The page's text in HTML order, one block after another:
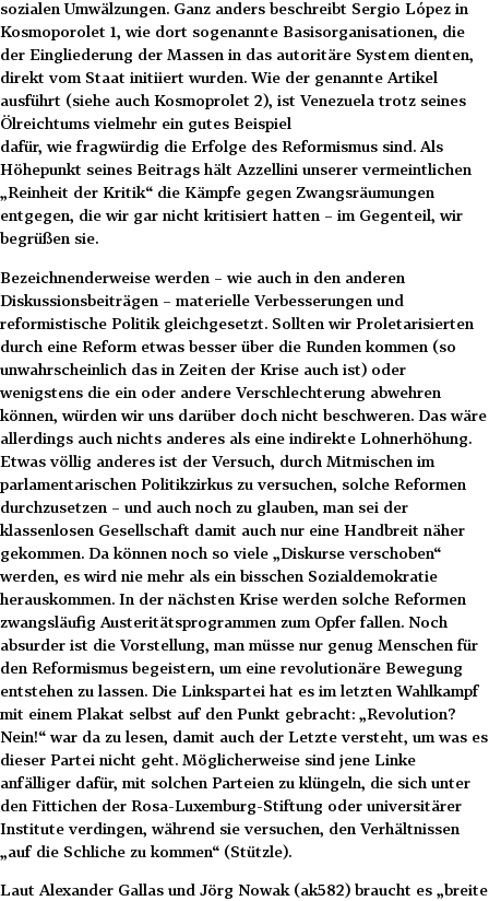
sozialen Umwälzungen. Ganz anders beschreibt Sergio López in
Kosmoporolet 1, wie dort sogenannte Basisorganisationen, die
der Eingliederung der Massen in das autoritäre System dienten,
direkt vom Staat initiiert wurden. Wie der genannte Artikel
ausführt (siehe auch Kosmoprolet 2), ist Venezuela trotz seines
Ölreichtums vielmehr ein gutes Beispiel
dafür, wie fragwürdig die Erfolge des Reformismus sind. Als
Höhepunkt seines Beitrags hält Azzellini unserer vermeintlichen
„Reinheit der Kritik“ die Kämpfe gegen Zwangsräumungen
entgegen, die wir gar nicht kritisiert hatten – im Gegenteil, wir
begrüßen sie.
Bezeichnenderweise werden – wie auch in den anderen
Diskussionsbeiträgen – materielle Verbesserungen und
reformistische Politik gleichgesetzt. Sollten wir Proletarisierten
durch eine Reform etwas besser über die Runden kommen (so
unwahrscheinlich das in Zeiten der Krise auch ist) oder
wenigstens die ein oder andere Verschlechterung abwehren
können, würden wir uns darüber doch nicht beschweren. Das wäre
allerdings auch nichts anderes als eine indirekte Lohnerhöhung.
Etwas völlig anderes ist der Versuch, durch Mitmischen im
parlamentarischen Politikzirkus zu versuchen, solche Reformen
durchzusetzen – und auch noch zu glauben, man sei der
klassenlosen Gesellschaft damit auch nur eine Handbreit näher
gekommen. Da können noch so viele „Diskurse verschoben“
werden, es wird nie mehr als ein bisschen Sozialdemokratie
herauskommen. In der nächsten Krise werden solche Reformen
zwangsläufig Austeritätsprogrammen zum Opfer fallen. Noch
absurder ist die Vorstellung, man müsse nur genug Menschen für
den Reformismus begeistern, um eine revolutionäre Bewegung
entstehen zu lassen. Die Linkspartei hat es im letzten Wahlkampf
mit einem Plakat selbst auf den Punkt gebracht: „Revolution?
Nein!“ war da zu lesen, damit auch der Letzte versteht, um was es
dieser Partei nicht geht. Möglicherweise sind jene Linke
anfälliger dafür, mit solchen Parteien zu klüngeln, die sich unter
den Fittichen der Rosa-Luxemburg-Stiftung oder universitärer
Institute verdingen, während sie versuchen, den Verhältnissen
„auf die Schliche zu kommen“ (Stützle).
Laut Alexander Gallas und Jörg Nowak (ak582) braucht es „breite